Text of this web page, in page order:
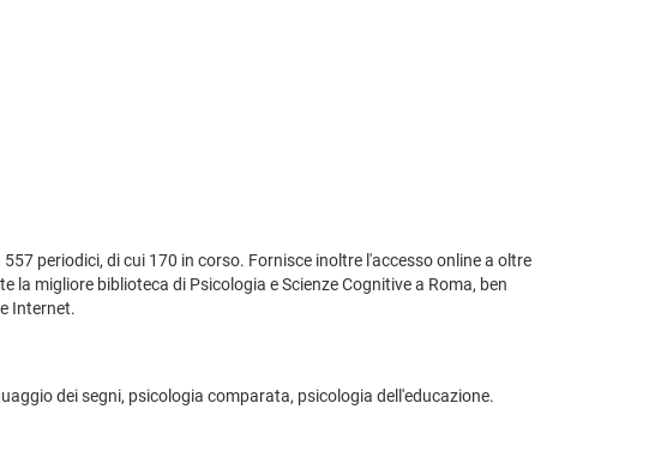
periodici, di cui 170 in corso. Fornisce inoltre l'accesso online a oltre
migliore biblioteca di Psicologia e Scienze Cognitive a Roma, ben
Internet.
dei segni, psicologia comparata, psicologia dell'educazione.